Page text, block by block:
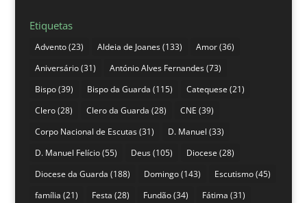
Etiquetas
Advento(23) Aldeia de Joanes(133) Amor(36)
Aniversário(31) António Alves Fernandes(73)
Bispo(39) Bispo da Guarda (115) Catequese (21)
Clero(28) Clero da Guarda (28) CNE (39)
Corpo Nacional de Escutas(31) D. Manuel (33)
D. Manuel Felício(55) Deus(105) Diocese (28)
Diocese da Guarda (188) Domingo(143) Escutismo(45)
família (21) Festa (28) Fundão(34) Fátima (31)